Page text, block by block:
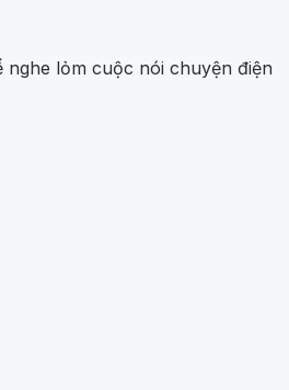
lỏm cuộc nói chuyện điện